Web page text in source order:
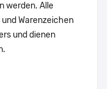
werden. Alle
Warenzeichen
und dienen